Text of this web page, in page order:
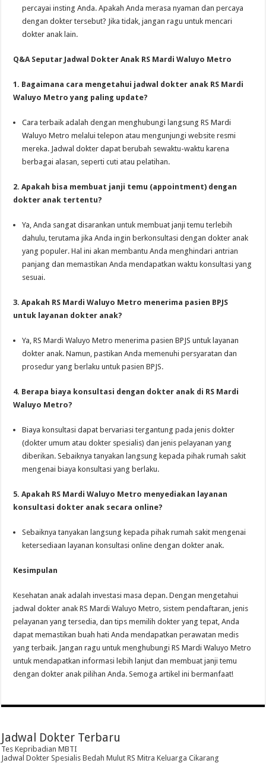
percayai insting Anda. Apakah Anda merasa nyaman dan percaya
dengan dokter tersebut? Jika tidak, jangan ragu untuk mencari
dokter anak lain.
Q&A Seputar Jadwal Dokter Anak RS Mardi Waluyo Metro
1. Bagaimana cara mengetahui jadwal dokter anak RS Mardi
Waluyo Metro yang paling update?
Cara terbaik adalah dengan menghubungi langsung RS Mardi
Waluyo Metro melalui telepon atau mengunjungi website resmi
mereka. Jadwal dokter dapat berubah sewaktu-waktu karena
berbagai alasan, seperti cuti atau pelatihan.
2. Apakah bisa membuat janji temu (appointment) dengan
dokter anak tertentu?
Ya, Anda sangat disarankan untuk membuat janji temu terlebih
dahulu, terutama jika Anda ingin berkonsultasi dengan dokter anak
yang populer. Hal ini akan membantu Anda menghindari antrian
panjang dan memastikan Anda mendapatkan waktu konsultasi yang
sesuai.
3. Apakah RS Mardi Waluyo Metro menerima pasien BPJS
untuk layanan dokter anak?
Ya, RS Mardi Waluyo Metro menerima pasien BPJS untuk layanan
dokter anak. Namun, pastikan Anda memenuhi persyaratan dan
prosedur yang berlaku untuk pasien BPJS.
4. Berapa biaya konsultasi dengan dokter anak di RS Mardi
Waluyo Metro?
Biaya konsultasi dapat bervariasi tergantung pada jenis dokter
(dokter umum atau dokter spesialis) dan jenis pelayanan yang
diberikan. Sebaiknya tanyakan langsung kepada pihak rumah sakit
mengenai biaya konsultasi yang berlaku.
5. Apakah RS Mardi Waluyo Metro menyediakan layanan
konsultasi dokter anak secara online?
Sebaiknya tanyakan langsung kepada pihak rumah sakit mengenai
ketersediaan layanan konsultasi online dengan dokter anak.
Kesimpulan
Kesehatan anak adalah investasi masa depan. Dengan mengetahui
jadwal dokter anak RS Mardi Waluyo Metro, sistem pendaftaran, jenis
pelayanan yang tersedia, dan tips memilih dokter yang tepat, Anda
dapat memastikan buah hati Anda mendapatkan perawatan medis
yang terbaik. Jangan ragu untuk menghubungi RS Mardi Waluyo Metro
untuk mendapatkan informasi lebih lanjut dan membuat janji temu
dengan dokter anak pilihan Anda. Semoga artikel ini bermanfaat!
Jadwal Dokter Terbaru
Tes Kepribadian MBTI
Jadwal Dokter Spesialis Bedah Mulut RS Mitra Keluarga Cikarang